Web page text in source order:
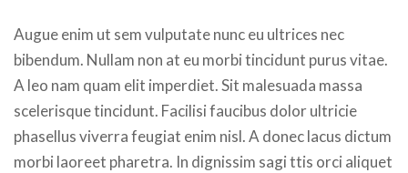
Augue enim ut sem vulputate nunc eu ultrices nec
bibendum. Nullam non at eu morbi tincidunt purus vitae.
A leo nam quam elit imperdiet. Sit malesuada massa
scelerisque tincidunt. Facilisi faucibus dolor ultricie
phasellus viverra feugiat enim nisl. A donec lacus dictum
morbi laoreet pharetra. In dignissim sagi ttis orci aliquet